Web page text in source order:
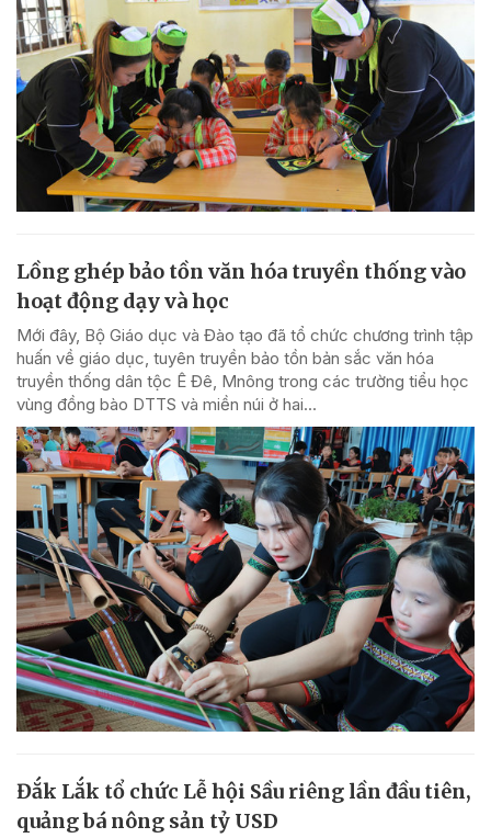
Lồng ghép bảo tồn văn hóa truyền thống vào
hoạt động dạy và học
Mới đây, Bộ Giáo dục và Đào tạo đã tổ chức chương trình tập
huấn về giáo dục, tuyên truyền bảo tồn bản sắc văn hóa
truyền thống dân tộc Ê Đê, Mnông trong các trường tiểu học
vùng đồng bào DTTS và miền núi ở hai...
Đắk Lắk tổ chức Lễ hội Sầu riêng lần đầu tiên,
quảng bá nông sản tỷ USD